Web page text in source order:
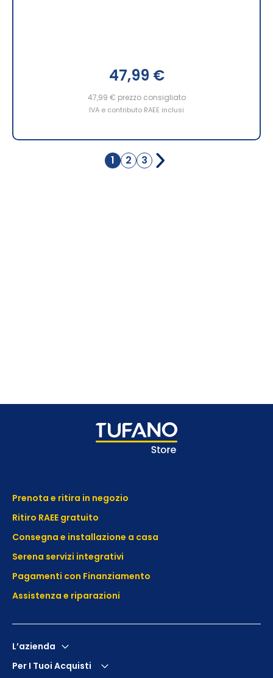
47,99 €
47,99 € prezzo consigliato
IVA e contributo RAEE inclusi
Pagina
Attualmente
1 Pagina
2 Pagina
3
Prenota e ritira in negozio
Ritiro RAEE gratuito
Consegna e installazione a casa
Serena servizi integrativi
Pagamenti con Finanziamento
Assistenza e riparazioni
L’azienda
Per I Tuoi Acquisti